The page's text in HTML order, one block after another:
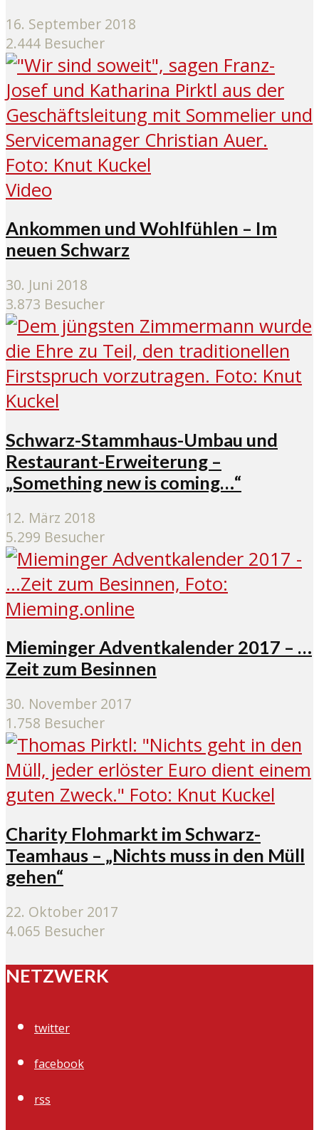
16. September 2018
2.444 Besucher
Video
Ankommen und Wohlfühlen – Im
neuen Schwarz
30. Juni 2018
3.873 Besucher
Schwarz-Stammhaus-Umbau und
Restaurant-Erweiterung –
„Something new is coming…“
12. März 2018
5.299 Besucher
Mieminger Adventkalender 2017 – …
Zeit zum Besinnen
30. November 2017
1.758 Besucher
Charity Flohmarkt im Schwarz-
Teamhaus – „Nichts muss in den Müll
gehen“
22. Oktober 2017
4.065 Besucher
NETZWERK
twitter
facebook
rss